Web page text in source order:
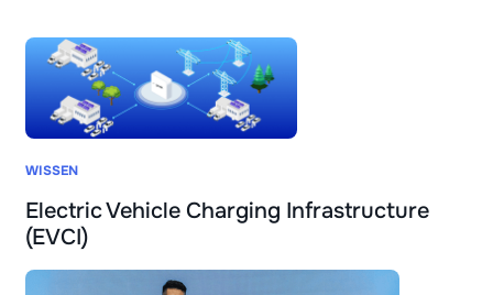
WISSEN
Electric Vehicle Charging Infrastructure
(EVCI)